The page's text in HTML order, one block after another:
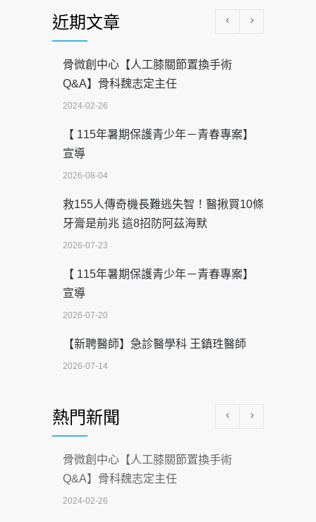
近期文章
骨微創中心【人工膝關節置換手術
Q&A】骨科魏志定主任
2024-02-26
【 115年暑期保護青少年－青春專案】
宣導
2026-08-04
救155人傳奇機長難逃失智！醫揪買10條
牙膏是前兆 這8招防阿茲海默
2026-07-23
【 115年暑期保護青少年－青春專案】
宣導
2026-07-20
【新聘醫師】急診醫學科 王鎮珄醫師
2026-07-14
科能量
2026-07-08
沒菸酒也瀕臨洗腎？65歲男靠「這習
慣」逆轉腎功能 醫揭3招救命
2026-07-08
熱門新聞
骨微創中心【人工膝關節置換手術
Q&A】骨科魏志定主任
2024-02-26